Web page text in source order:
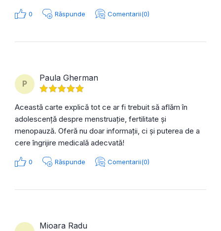
0 Răspunde Comentarii(0)
P
Paula Gherman
Această carte explică tot ce ar fi trebuit să aflăm în
adolescență despre menstruație, fertilitate și
menopauză. Oferă nu doar informații, ci și puterea de a
cere îngrijire medicală adecvată!
0 Răspunde Comentarii(0)
Mioara Radu